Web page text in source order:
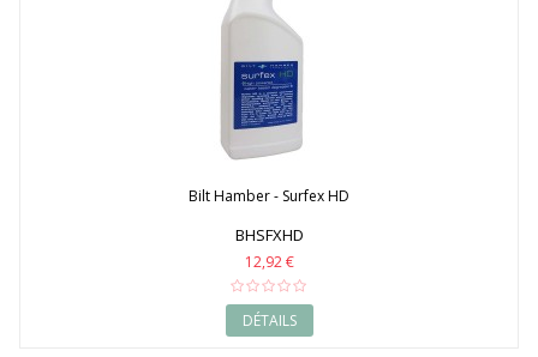
Bilt Hamber - Surfex HD
BHSFXHD
12,92 €
DÉTAILS